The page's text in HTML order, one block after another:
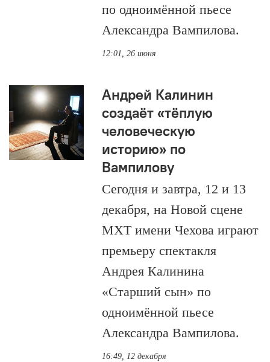
по одноимённой пьесе
Александра Вампилова.
12:01, 26 июня
Андрей Калинин
создаёт «тёплую
человеческую
историю» по
Вампилову
Сегодня и завтра, 12 и 13
декабря, на Новой сцене
МХТ имени Чехова играют
премьеру спектакля
Андрея Калинина
«Старший сын» по
одноимённой пьесе
Александра Вампилова.
16:49, 12 декабря